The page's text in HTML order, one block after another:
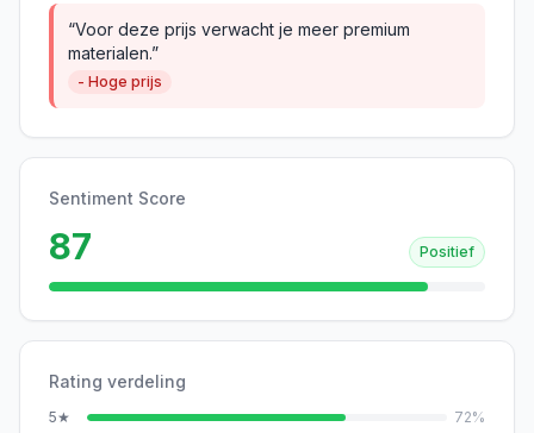
“Voor deze prijs verwacht je meer premium
materialen.”
- Hoge prijs
Sentiment Score
87 Positief
Rating verdeling
5★ 72%